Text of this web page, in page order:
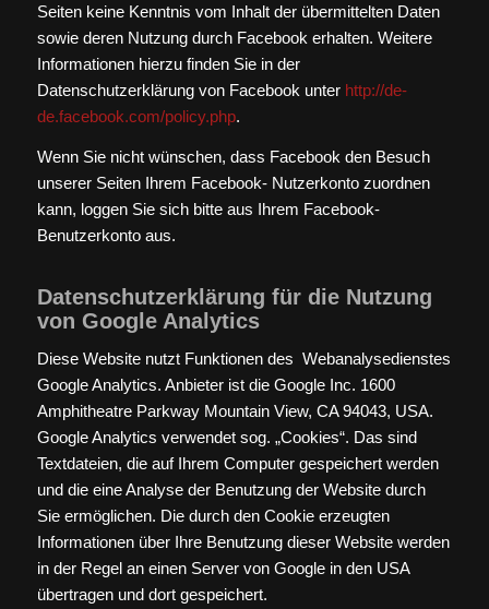
Seiten keine Kenntnis vom Inhalt der übermittelten Daten
sowie deren Nutzung durch Facebook erhalten. Weitere
Informationen hierzu finden Sie in der
Datenschutzerklärung von Facebook unter http://de-
de.facebook.com/policy.php.
Wenn Sie nicht wünschen, dass Facebook den Besuch
unserer Seiten Ihrem Facebook- Nutzerkonto zuordnen
kann, loggen Sie sich bitte aus Ihrem Facebook-
Benutzerkonto aus.
Datenschutzerklärung für die Nutzung
von Google Analytics
Diese Website nutzt Funktionen des Webanalysedienstes
Google Analytics. Anbieter ist die Google Inc. 1600
Amphitheatre Parkway Mountain View, CA 94043, USA.
Google Analytics verwendet sog. „Cookies“. Das sind
Textdateien, die auf Ihrem Computer gespeichert werden
und die eine Analyse der Benutzung der Website durch
Sie ermöglichen. Die durch den Cookie erzeugten
Informationen über Ihre Benutzung dieser Website werden
in der Regel an einen Server von Google in den USA
übertragen und dort gespeichert.